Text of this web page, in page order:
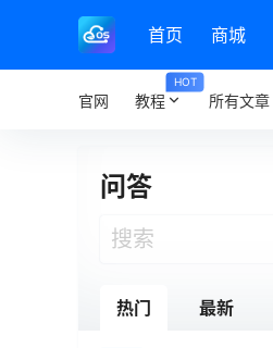
首页 商城
官网 教程
HOT
所有文章
问答
热门 最新